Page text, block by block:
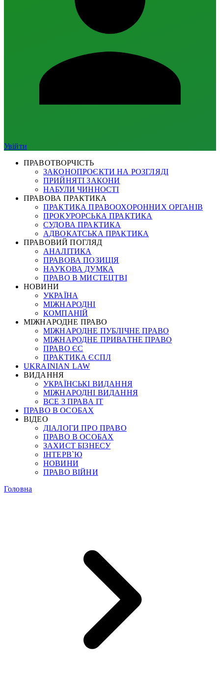
Увійти
ПРАВОТВОРЧІСТЬ
ЗАКОНОПРОЄКТИ НА РОЗГЛЯДІ
ПРИЙНЯТІ ЗАКОНИ
НАБУЛИ ЧИННОСТІ
ПРАВОВА ПРАКТИКА
ПРАКТИКА ПРАВООХОРОННИХ ОРГАНІВ
ПРОКУРОРСЬКА ПРАКТИКА
СУДОВА ПРАКТИКА
АДВОКАТСЬКА ПРАКТИКА
ПРАВОВИЙ ПОГЛЯД
АНАЛІТИКА
ПРАВОВА ПОЗИЦІЯ
НАУКОВА ДУМКА
ПРАВО В МИСТЕЦТВІ
НОВИНИ
УКРАЇНА
МІЖНАРОДНІ
КОМПАНІЙ
МІЖНАРОДНЕ ПРАВО
МІЖНАРОДНЕ ПУБЛІЧНЕ ПРАВО
МІЖНАРОДНЕ ПРИВАТНЕ ПРАВО
ПРАВО ЄС
ПРАКТИКА ЄСПЛ
UKRAINIAN LAW
ВИДАННЯ
УКРАЇНСЬКІ ВИДАННЯ
МІЖНАРОДНІ ВИДАННЯ
ВСЕ З ПРАВА ІТ
ПРАВО В ОСОБАХ
ВІДЕО
ДІАЛОГИ ПРО ПРАВО
ПРАВО В ОСОБАХ
ЗАХИСТ БІЗНЕСУ
ІНТЕРВ`Ю
НОВИНИ
ПРАВО ВІЙНИ
Головна